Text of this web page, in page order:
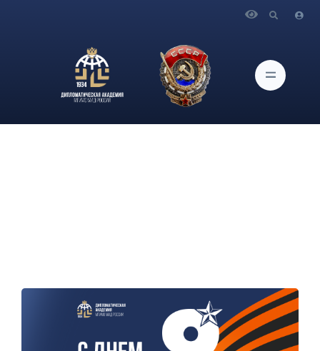
Первого проректора МГИМО МИД России С.В.Шитькова с
Днем Великой Победы